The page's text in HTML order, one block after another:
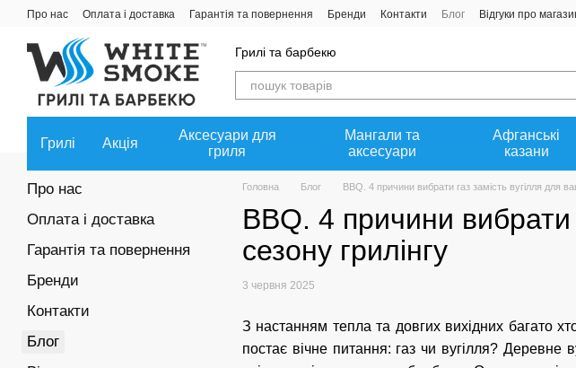
Перейти до основного контенту
Про нас Оплата і доставка Гарантія та повернення Бренди Контакти Блог Відгуки про
Грилі та барбекю
Грилі Акція
Аксесуари для
гриля
Мангали та
аксесуари
Афганські
казани
Головна Блог BBQ. 4 причини вибрати газ замість вугілля для
BBQ. 4 причини вибрати
сезону грилінгу
3 червня 2025
З настанням тепла та довгих вихідних багато
постає вічне питання: газ чи вугілля?
Про нас
Оплата і доставка
Гарантія та повернення
Бренди
Контакти
Блог